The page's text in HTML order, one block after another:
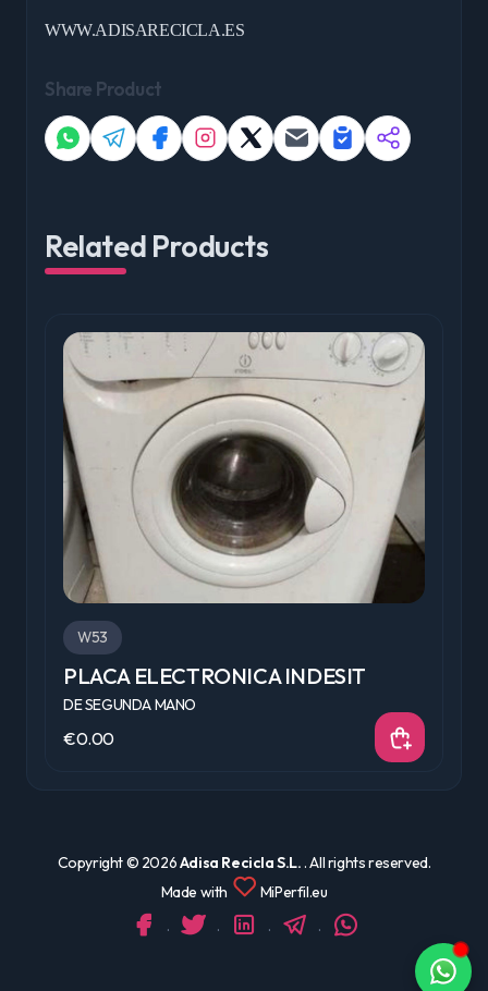
WWW.ADISARECICLA.ES
Share Product
Related Products
W53
PLACA ELECTRONICA INDESIT
DE SEGUNDA MANO
€0.00
Copyright © 2026Adisa Recicla S.L.. All rights reserved.
Made with
MiPerfil.eu